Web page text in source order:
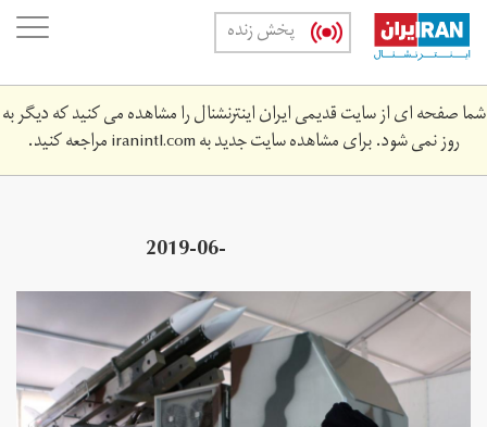
Skip
main
content
پخش زنده
شما صفحه ای از سایت قدیمی ایران اینترنشنال را مشاهده می کنید که دیگر به
روز نمی شود. برای مشاهده سایت جدید بهiranintl.comمراجعه کنید.
2019-06-
iran-usa.jpg